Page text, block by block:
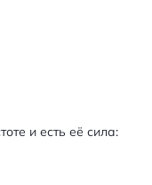
и есть её сила: